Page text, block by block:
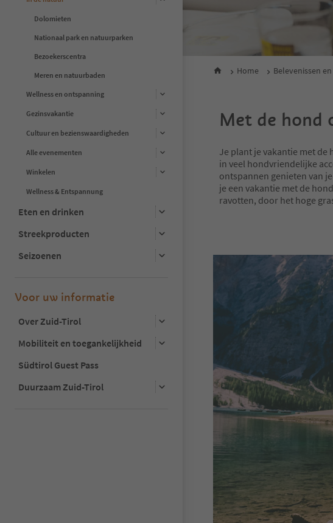
Dolomieten
Nationaal park en natuurparken
Bezoekerscentra
Meren en natuurbaden
Wellness en ontspanning
Gezinsvakantie
Cultuur en bezienswaardigheden
Alle evenementen
Winkelen
Wellness & Entspannung
Eten en drinken
Streekproducten
Seizoenen
Voor uw informatie
Over Zuid-Tirol
Mobiliteit en toegankelijkheid
Südtirol Guest Pass
Duurzaam Zuid-Tirol
Home Belevenissen
Met de hond
Je plant je vakantie met
in veel hondvriendelijke
ontspannen genieten van
je een vakantie met de
ravotten, door het hoge